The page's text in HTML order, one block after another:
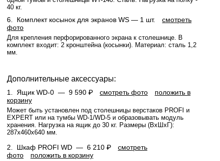
40 кг.
6. Комплект косынок для экранов WS — 1 шт.
смотреть
фото
Для крепления перфорированного экрана к столешнице. В
комплект входит: 2 кронштейна (косынки). Материал: сталь 1,2
мм.
Дополнительные аксессуары:
1. Ящик WD-0 — 9 590 ₽ смотреть фото
положить в
корзину
Может быть установлен под столешницы верстаков PROFI и
EXPERT или на тумбы WD-1/WD-5 и образовывать модуль
хранения. Нагрузка на ящик до 30 кг. Размеры (ВхШхГ):
287x460x640 мм.
2. Шкаф PROFI WD — 6 210 ₽
смотреть
фото
положить в корзину